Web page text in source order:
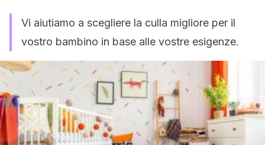
Vi aiutiamo a scegliere la culla migliore per il
vostro bambino in base alle vostre esigenze.